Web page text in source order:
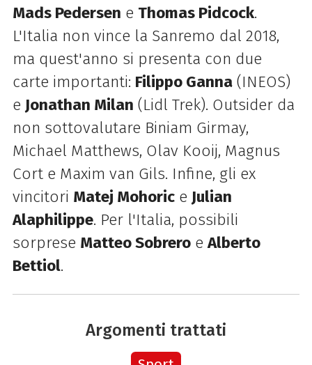
Mads Pedersen e Thomas Pidcock.
L'Italia non vince la Sanremo dal 2018,
ma quest'anno si presenta con due
carte importanti: Filippo Ganna(INEOS)
e Jonathan Milan (Lidl Trek). Outsider da
non sottovalutare Biniam Girmay,
Michael Matthews, Olav Kooij, Magnus
Cort e Maxim van Gils. Infine, gli ex
vincitori Matej Mohorice Julian
Alaphilippe. Per l'Italia, possibili
sorprese Matteo SobreroeAlberto
Bettiol.
Argomenti trattati